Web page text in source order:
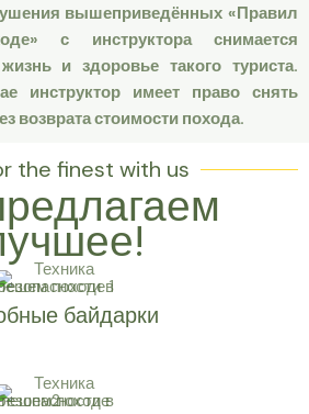
вышеприведённых «Правил
с инструктора снимается
и здоровье такого туриста.
инструктор имеет право снять
возврата стоимости похода.
the finest with us
байдарки